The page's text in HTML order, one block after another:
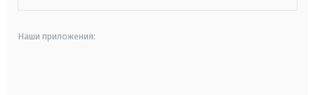
Наши приложения: